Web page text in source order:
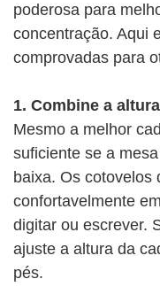
poderosa para
concentração. Aqui
comprovadas para
1. Combine a
Mesmo a melhor
suficiente se a
baixa. Os cotovelos
confortavelmente
digitar ou escrever.
ajuste a altura da
pés.